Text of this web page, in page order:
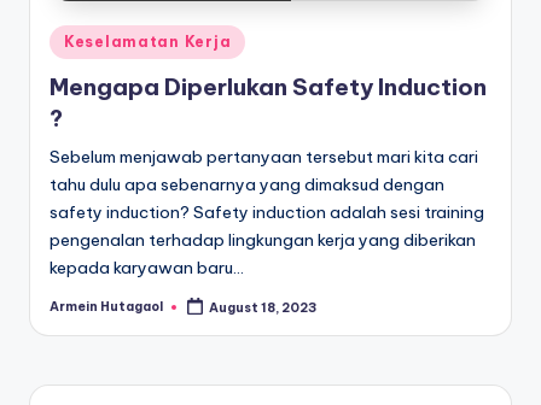
Posted
in
Keselamatan Kerja
Mengapa Diperlukan Safety Induction
?
Sebelum menjawab pertanyaan tersebut mari kita cari
tahu dulu apa sebenarnya yang dimaksud dengan
safety induction? Safety induction adalah sesi training
pengenalan terhadap lingkungan kerja yang diberikan
kepada karyawan baru…
Posted
Armein Hutagaol August 18, 2023